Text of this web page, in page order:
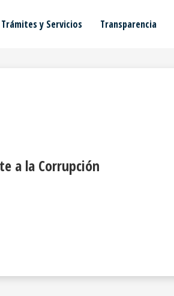
Trámites y Servicios Transparencia
a la Corrupción